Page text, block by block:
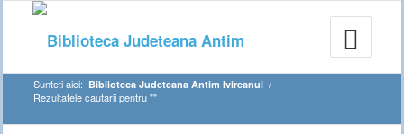
Sunteți aici: Biblioteca Judeteana Antim Ivireanul /
Rezultatele cautarii pentru ""